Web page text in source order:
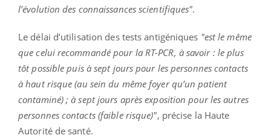
l’évolution des connaissances scientifiques".
Le délai d’utilisation des tests antigéniques "est le même
que celui recommandé pour la RT-PCR, à savoir : le plus
tôt possible puis à sept jours pour les personnes contacts
à haut risque (au sein du même foyer qu’un patient
contaminé) ; à sept jours après exposition pour les autres
personnes contacts (faible risque)", précise la Haute
Autorité de santé.